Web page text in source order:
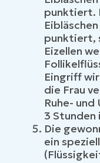
punktiert.
punktiert,
Eizellen
Eingriff
die Frau
Ruhe-
3 Stunden
Die
ein